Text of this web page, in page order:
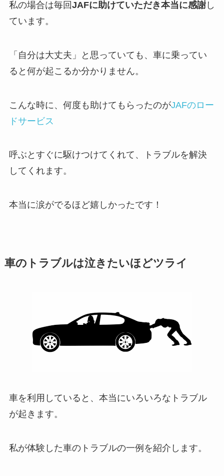
私の場合は毎回JAFに助けていただき本当に感謝し
ています。
「自分は大丈夫」と思っていても、車に乗ってい
ると何が起こるか分かりません。
こんな時に、何度も助けてもらったのがJAFのロー
ドサービス
呼ぶとすぐに駆けつけてくれて、トラブルを解決
してくれます。
本当に涙がでるほど嬉しかったです！
車のトラブルは泣きたいほどツライ
車を利用していると、本当にいろいろなトラブル
が起きます。
私が体験した車のトラブルの一例を紹介します。